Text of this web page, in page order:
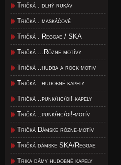
Tričká . dlhý rukáv
Tričká . maskáčové
Tričká . Reggae / SKA
Tričká ...Rôzne motívy
Tričká ..hudba a rock-motiv
Tričká ..hudobné kapely
Tričká ..punk/hc/oi!-kapely
Tričká ..punk/hc/oi!-motív
Tričká Dámske rôzne-motív
Tričká dámske SKA/Reggae
Trika dámy hudobné kapely